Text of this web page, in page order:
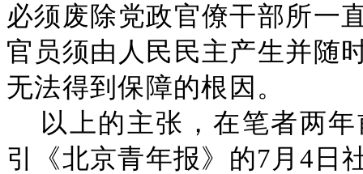
必须废除党政官僚干部所一
官员须由人民民主产生并随
无法得到保障的根因。
以上的主张，在笔者两
引《北京青年报》的7月4日